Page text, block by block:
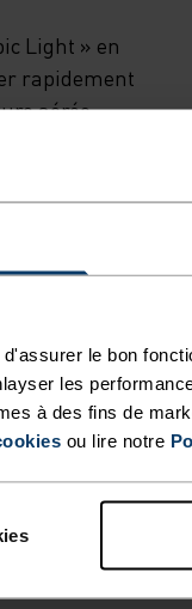
le bon
les
à des fins de
ou lire notre
Light » en
rapidement
aérée
par temps
la
allure
les sentiers
les courses en